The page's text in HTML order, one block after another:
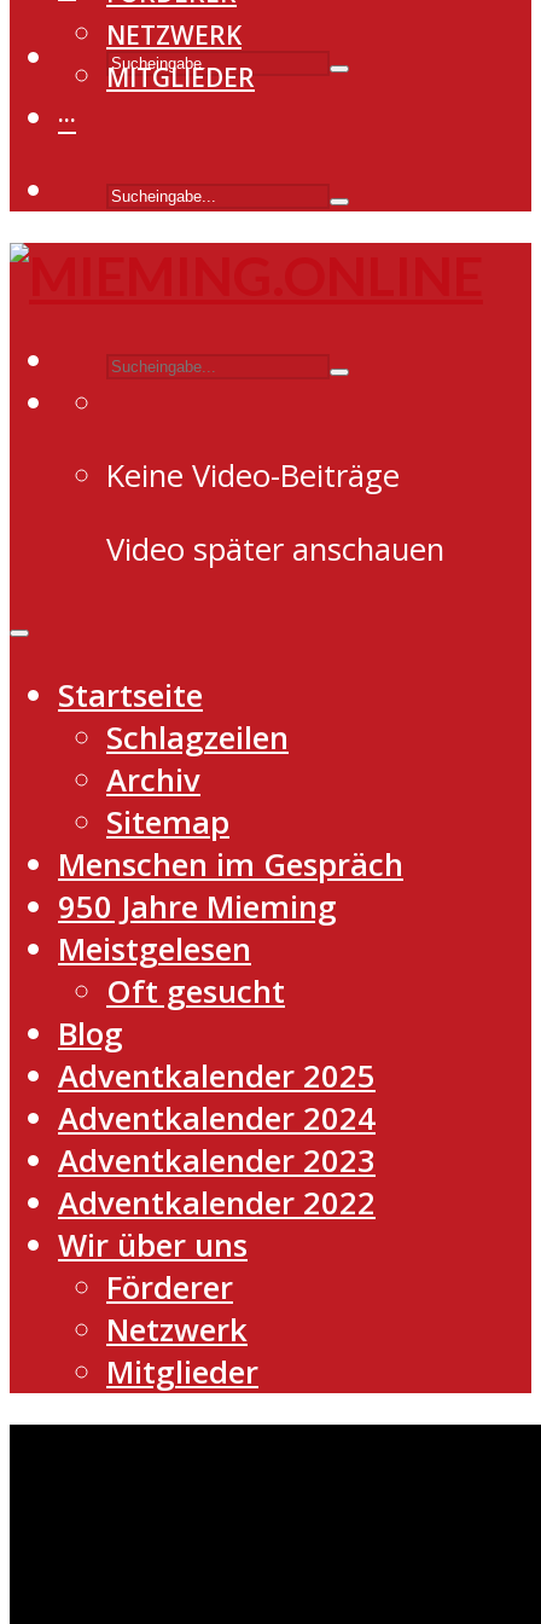
NETZWERK
MITGLIEDER
···
Keine Video-Beiträge
Video später anschauen
Startseite
Schlagzeilen
Archiv
Sitemap
Menschen im Gespräch
950 Jahre Mieming
Meistgelesen
Oft gesucht
Blog
Adventkalender 2025
Adventkalender 2024
Adventkalender 2023
Adventkalender 2022
Wir über uns
Förderer
Netzwerk
Mitglieder